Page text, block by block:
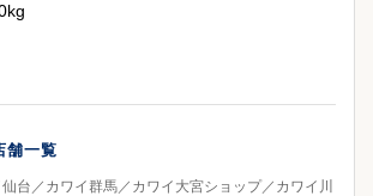
舗一覧
台／カワイ群馬／カワイ大宮ショップ／カワイ川